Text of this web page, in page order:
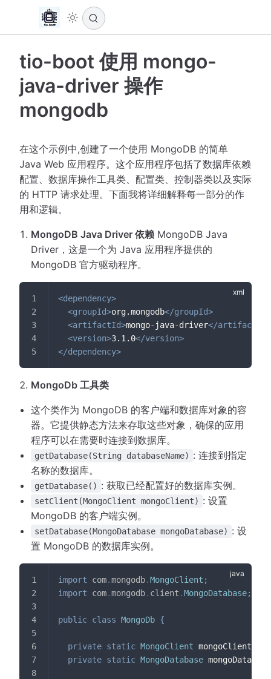
tio-boot 使用 mongo-
java-driver 操作
mongodb
在这个示例中,创建了一个使用 MongoDB 的简单
Java Web 应用程序。这个应用程序包括了数据库依赖
配置、数据库操作工具类、配置类、控制器类以及实际
的 HTTP 请求处理。下面我将详细解释每一部分的作
用和逻辑。
MongoDB Java Driver 依赖 MongoDB Java
Driver，这是一个为 Java 应用程序提供的
MongoDB 官方驱动程序。
<dependency>
<groupId>org.mongodb</groupId>
<artifactId>mongo-java-driver</artifactId
<version>3.1.0</version>
</dependency>
MongoDb 工具类
这个类作为 MongoDB 的客户端和数据库对象的容
器。它提供静态方法来存取这些对象，确保的应用
程序可以在需要时连接到数据库。
getDatabase(String databaseName) : 连接到指定
名称的数据库。
getDatabase() : 获取已经配置好的数据库实例。
setClient(MongoClient mongoClient) : 设置
MongoDB 的客户端实例。
setDatabase(MongoDatabase mongoDatabase) : 设
置 MongoDB 的数据库实例。
import com.mongodb.MongoClient ;
import
com.mongodb. client .MongoDatabase;
public class MongoDb {
private static MongoClient mongoClient
private static MongoDatabase mongoDatabase